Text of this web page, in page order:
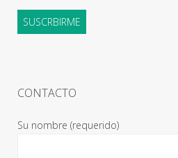
CONTACTO
Su nombre (requerido)